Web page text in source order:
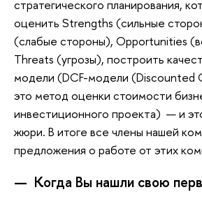
стратегического планирования,
оценить Strengths (сильные
(слабые стороны), Opportunities
Threats (угрозы), построить
модели (DCF-модели (Discounted
это метод оценки стоимости
инвестиционного проекта) — и
жюри. В итоге все члены нашей
предложения о работе от этих
— Когда Вы нашли свою